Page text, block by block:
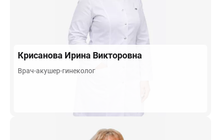
Крисанова Ирина Викторовна
Врач-акушер-гинеколог